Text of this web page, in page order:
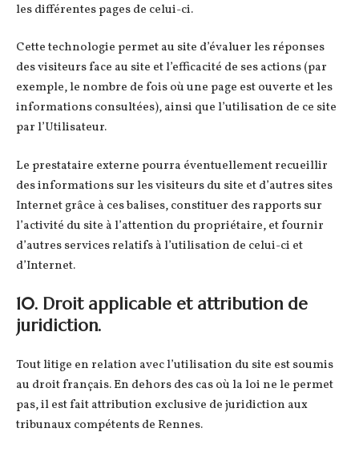
les différentes pages de celui-ci.
Cette technologie permet au site d’évaluer les réponses
des visiteurs face au site et l’efficacité de ses actions (par
exemple, le nombre de fois où une page est ouverte et les
informations consultées), ainsi que l’utilisation de ce site
par l’Utilisateur.
Le prestataire externe pourra éventuellement recueillir
des informations sur les visiteurs du site et d’autres sites
Internet grâce à ces balises, constituer des rapports sur
l’activité du site à l’attention du propriétaire, et fournir
d’autres services relatifs à l’utilisation de celui-ci et
d’Internet.
10. Droit applicable et attribution de
juridiction.
Tout litige en relation avec l’utilisation du site est soumis
au droit français. En dehors des cas où la loi ne le permet
pas, il est fait attribution exclusive de juridiction aux
tribunaux compétents de Rennes.